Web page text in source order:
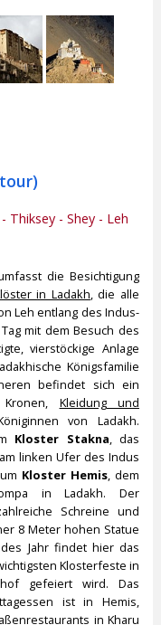
- Thiksey - Shey - Leh
die Besichtigung
in Ladakh, die alle
Leh entlang des Indus-
mit dem Besuch des
vierstöckige Anlage
Königsfamilie
befindet sich ein
Kleidung und
von Ladakh.
Kloster Stakna, das
linken Ufer des Indus
Kloster Hemis, dem
in Ladakh. Der
Schreine und
8 Meter hohen Statue
Jahr findet hier das
Klosterfeste in
gefeiert wird. Das
ist in Hemis,
in Kharu